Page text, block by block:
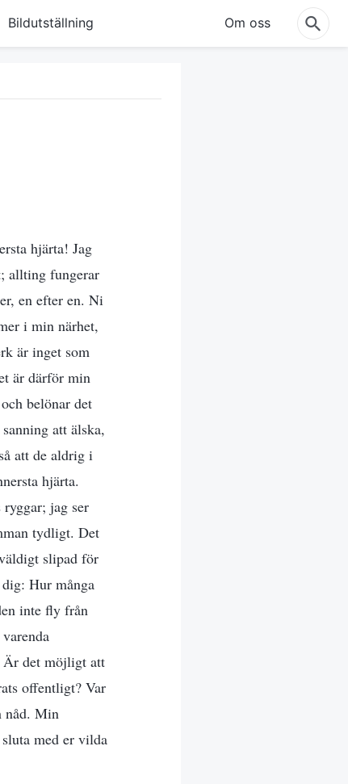
Bildutställning Om oss
hjärta! Jag
allting fungerar
en efter en. Ni
i min närhet,
är inget som
är därför min
belönar det
att älska,
att de aldrig i
hjärta.
jag ser
tydligt. Det
slipad för
Hur många
inte fly från
Är det möjligt att
offentligt? Var
nåd. Min
med er vilda